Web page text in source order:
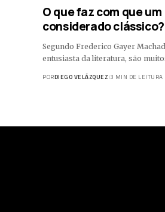
O que faz com que
considerado clássico?
Segundo Frederico Gayer
entusiasta da literatura, são
PORDIEGO VELÁZQUEZ 3 MIN DE LEITURA